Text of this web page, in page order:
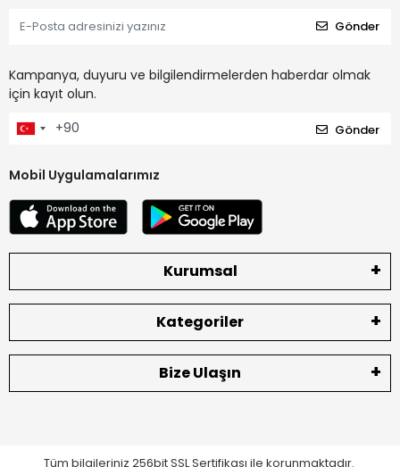
Gönder
Kampanya, duyuru ve bilgilendirmelerden haberdar olmak
için kayıt olun.
Gönder
Mobil Uygulamalarımız
Kurumsal
Kategoriler
Bize Ulaşın
Tüm bilgileriniz 256bit SSL Sertifikası ile korunmaktadır.